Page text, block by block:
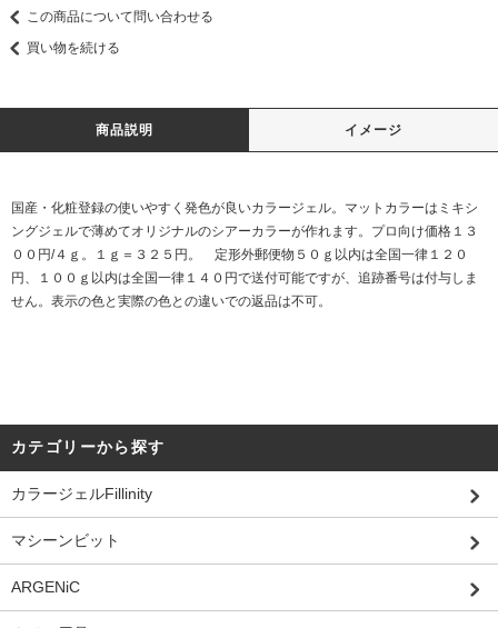
この商品について問い合わせる
買い物を続ける
商品説明 イメージ
国産・化粧登録の使いやすく発色が良いカラージェル。マットカラーはミキシ
ングジェルで薄めてオリジナルのシアーカラーが作れます。プロ向け価格１３
００円/４ｇ。１ｇ＝３２５円。 定形外郵便物５０ｇ以内は全国一律１２０
円、１００ｇ以内は全国一律１４０円で送付可能ですが、追跡番号は付与しま
せん。表示の色と実際の色との違いでの返品は不可。
カテゴリーから探す
カラージェルFillinity
マシーンビット
ARGENiC